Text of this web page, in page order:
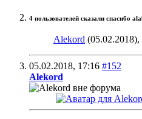
4 пользователей сказали cпасибо
Alekord (05.02.2018),
05.02.2018, 17:16 #152
Alekord